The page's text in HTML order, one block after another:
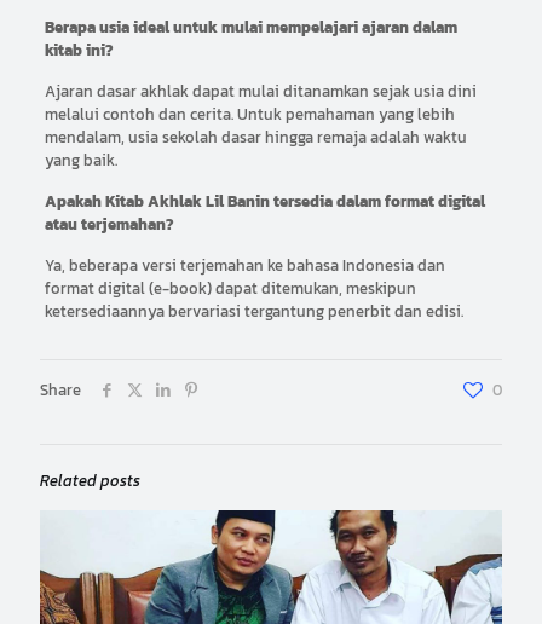
Berapa usia ideal untuk mulai mempelajari ajaran dalam
kitab ini?
Ajaran dasar akhlak dapat mulai ditanamkan sejak usia dini
melalui contoh dan cerita. Untuk pemahaman yang lebih
mendalam, usia sekolah dasar hingga remaja adalah waktu
yang baik.
Apakah Kitab Akhlak Lil Banin tersedia dalam format digital
atau terjemahan?
Ya, beberapa versi terjemahan ke bahasa Indonesia dan
format digital (e-book) dapat ditemukan, meskipun
ketersediaannya bervariasi tergantung penerbit dan edisi.
Share 0
Related posts